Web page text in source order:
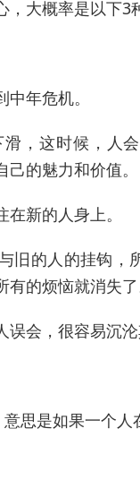
，大概率是以下3
年危机。
，这时候，人
的魅力和价值。
新的人身上。
旧的人的挂钩，
有的烦恼就消失
误会，很容易沉
思是如果一个